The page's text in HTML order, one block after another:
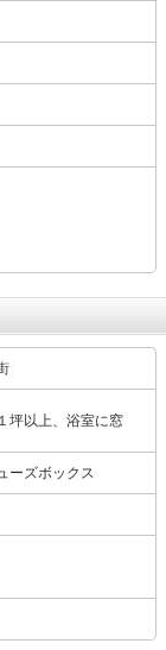
坪以上、浴室に窓
ーズボックス